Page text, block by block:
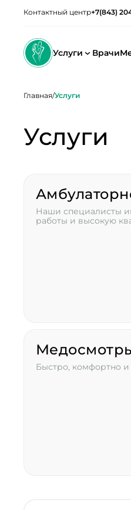
Контактный центр+7(843)
Услуги Врачи
Главная/Услуги
Услуги
Наши специалисты
работы и высокую
Быстро, комфортно и